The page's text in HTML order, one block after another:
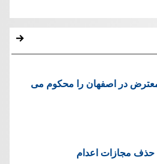
در اصفهان را محکوم می
حذف مجازات اعدام